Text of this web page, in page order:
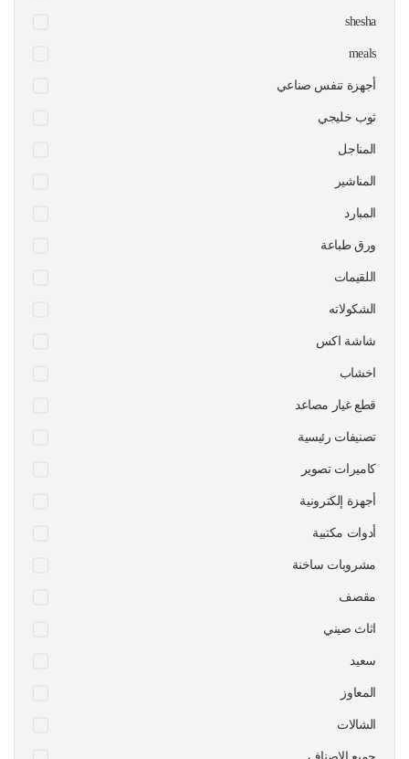
shesha
meals
أجهزة تنفس صناعي
ثوب خليجي
المناجل
المناشير
المبارد
ورق طباعة
اللقيمات
الشكولاته
شاشة اكس
اخشاب
قطع غيار مصاعد
تصنيفات رئيسية
كاميرات تصوير
أجهزة إلكترونية
أدوات مكتبية
مشروبات ساخنة
مقصف
اثاث صيني
سعيد
المعاوز
الشالات